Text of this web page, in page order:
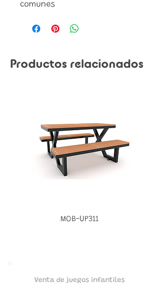
comunes
Productos relacionados
MOB-UP311
Venta de juegos infantiles